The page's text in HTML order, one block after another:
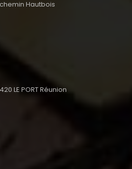
Hautbois
LE PORT Réunion